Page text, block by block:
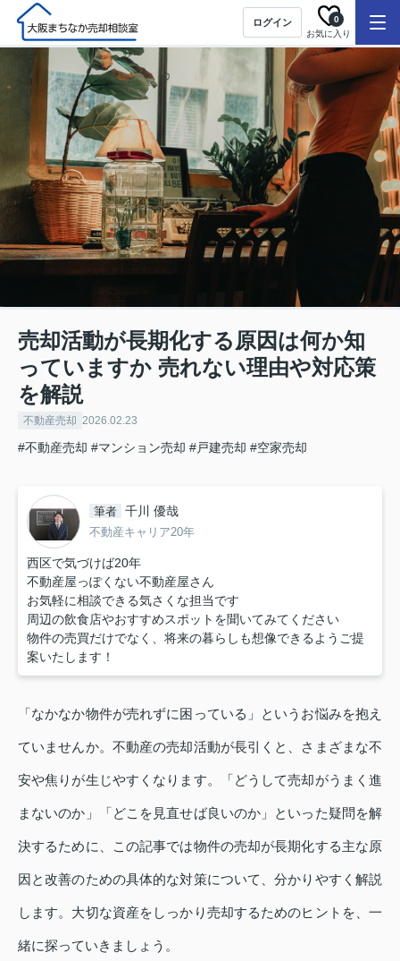
ログイン
お気に入り
0
売却活動が長期化する原因は何か知
っていますか 売れない理由や対応策
を解説
不動産売却 2026.02.23
#不動産売却 #マンション売却 #戸建売却 #空家売却
筆者 千川 優哉
不動産キャリア20年
西区で気づけば20年
不動産屋っぽくない不動産屋さん
お気軽に相談できる気さくな担当です
周辺の飲食店やおすすめスポットを聞いてみてください
物件の売買だけでなく、将来の暮らしも想像できるようご提
案いたします！
「なかなか物件が売れずに困っている」というお悩みを抱え
ていませんか。不動産の売却活動が長引くと、さまざまな不
安や焦りが生じやすくなります。「どうして売却がうまく進
まないのか」「どこを見直せば良いのか」といった疑問を解
決するために、この記事では物件の売却が長期化する主な原
因と改善のための具体的な対策について、分かりやすく解説
します。大切な資産をしっかり売却するためのヒントを、一
緒に探っていきましょう。